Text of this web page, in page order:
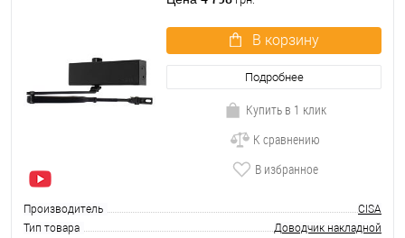
В корзину
Подробнее
Купить в 1 клик
К сравнению
В избранное
Производитель
CISA
Тип товара
Доводчик накладной